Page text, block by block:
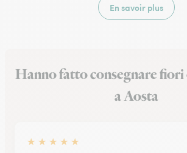
En savoir plus
Hanno fatto consegnare fiori
a Aosta
★ ★ ★ ★ ★